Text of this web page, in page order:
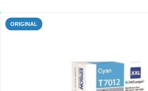
ORIGINAL